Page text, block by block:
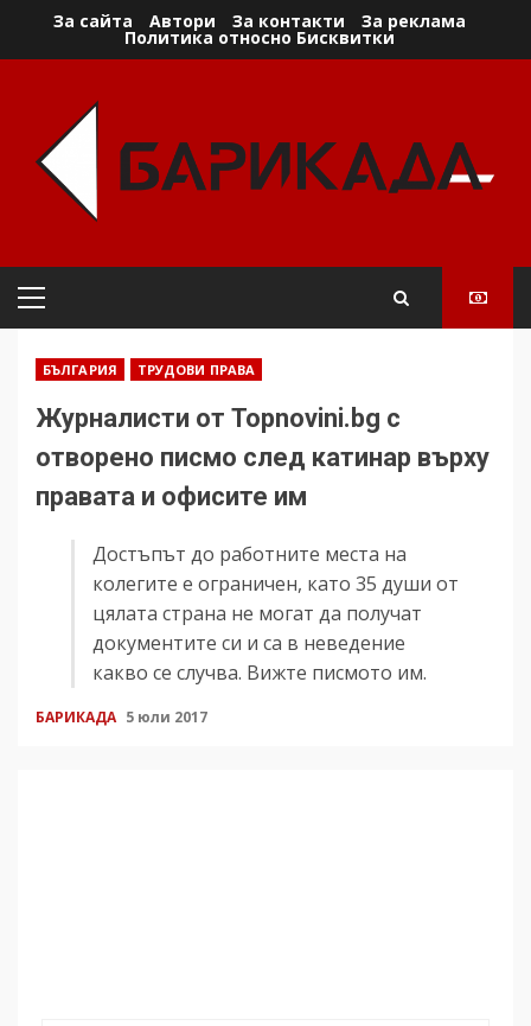
За сайта Автори За контакти За реклама
Политика относно Бисквитки
Primary
БЪЛГАРИЯ ТРУДОВИ ПРАВА
Журналисти от Topnovini.bg с
отворено писмо след катинар върху
правата и офисите им
Достъпът до работните места на
колегите е ограничен, като 35 души от
цялата страна не могат да получат
документите си и са в неведение
какво се случва. Вижте писмото им.
БАРИКАДА 5 юли 2017